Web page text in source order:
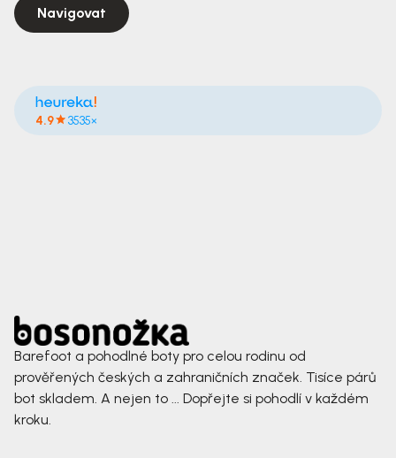
Navigovat
4.9 3535×
Barefoot a pohodlné boty pro celou rodinu od
prověřených českých a zahraničních značek. Tisíce párů
bot skladem. A nejen to ... Dopřejte si pohodlí v každém
kroku.